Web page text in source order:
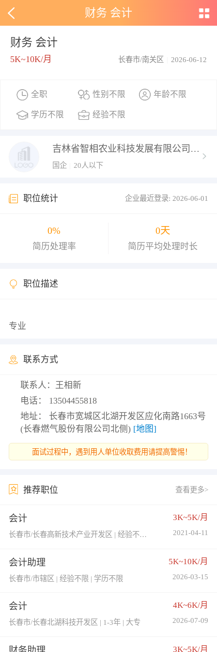
财务 会计
财务 会计
5K~10K/月 2026-06-12
长春市/南关区
全职 性别不限 年龄不限
学历不限 经验不限
吉林省智相农业科技发展有限公司
国企 20人以下
职位统计 企业最近登录: 2026-06-01
0%
简历处理率
0天
简历平均处理时长
职位描述
联系方式
联系人：王相新
电话： 13504455818
地址： 长春市宽城区北湖开发区应化南路1663号
(长春燃气股份有限公司北侧) [地图]
面试过程中，遇到用人单位收取费用请提高警惕！
推荐职位 查看更多>
会计 3K~5K/月
长春市/长春高新技术产业开发区 | 经验不限 | 学历不限 2021-04-11
会计助理 5K~10K/月
长春市/市辖区 | 经验不限 | 学历不限 2026-03-15
会计 4K~6K/月
长春市/长春北湖科技开发区 | 1-3年 | 大专 2026-07-09
3K~5K/月